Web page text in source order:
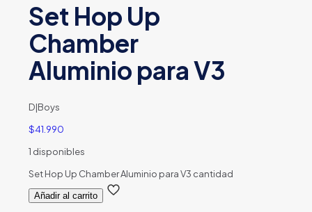
Set Hop Up
Chamber
Aluminio para V3
D|Boys
$41.990
1 disponibles
Set Hop Up Chamber Aluminio para V3 cantidad
Añadir al carrito